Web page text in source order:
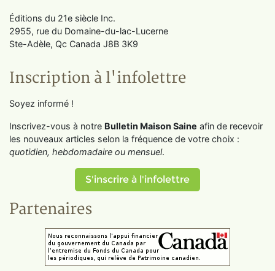
Éditions du 21e siècle Inc.
2955, rue du Domaine-du-lac-Lucerne
Ste-Adèle, Qc Canada J8B 3K9
Inscription à l'infolettre
Soyez informé !
Inscrivez-vous à notre Bulletin Maison Saine afin de recevoir
les nouveaux articles selon la fréquence de votre choix :
quotidien, hebdomadaire ou mensuel.
S'inscrire à l'infolettre
Partenaires